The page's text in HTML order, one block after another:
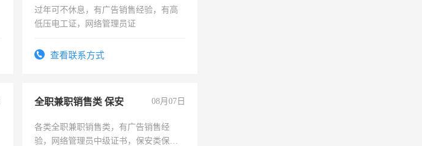
过年可不休息，有广告销售经验，有高
低压电工证，网络管理员证
查看联系方式
全职兼职销售类 保安 08月07日
各类全职兼职销售类，有广告销售经
验，网络管理员中级证书，保安类保安